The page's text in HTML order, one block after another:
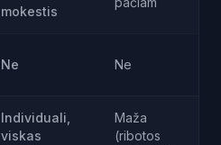
mokestis
Ne Ne
Individuali,
viskas
Maža
(ribotos